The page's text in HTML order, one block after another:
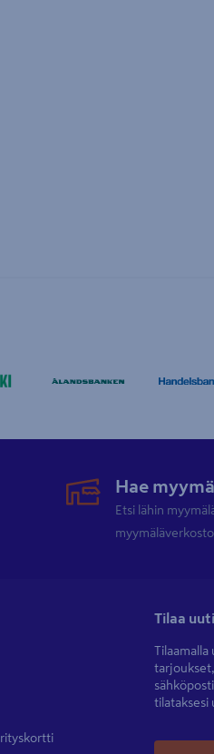
Hae
Etsi lähin
Tilaa
Tilaamalla
tilataksesi